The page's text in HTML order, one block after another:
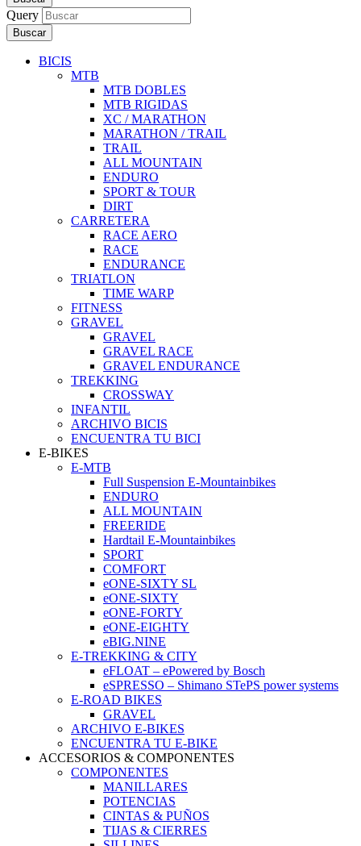
Query
Buscar
BICIS
MTB
MTB DOBLES
MTB RIGIDAS
XC / MARATHON
MARATHON / TRAIL
TRAIL
ALL MOUNTAIN
ENDURO
SPORT & TOUR
DIRT
CARRETERA
RACE AERO
RACE
ENDURANCE
TRIATLON
TIME WARP
FITNESS
GRAVEL
GRAVEL
GRAVEL RACE
GRAVEL ENDURANCE
TREKKING
CROSSWAY
INFANTIL
ARCHIVO BICIS
ENCUENTRA TU BICI
E-BIKES
E-MTB
Full Suspension E-Mountainbikes
ENDURO
ALL MOUNTAIN
FREERIDE
Hardtail E-Mountainbikes
SPORT
COMFORT
eONE-SIXTY SL
eONE-SIXTY
eONE-FORTY
eONE-EIGHTY
eBIG.NINE
E-TREKKING & CITY
eFLOAT – ePowered by Bosch
eSPRESSO – Shimano STePS power systems
E-ROAD BIKES
GRAVEL
ARCHIVO E-BIKES
ENCUENTRA TU E-BIKE
ACCESORIOS & COMPONENTES
COMPONENTES
MANILLARES
POTENCIAS
CINTAS & PUÑOS
TIJAS & CIERRES